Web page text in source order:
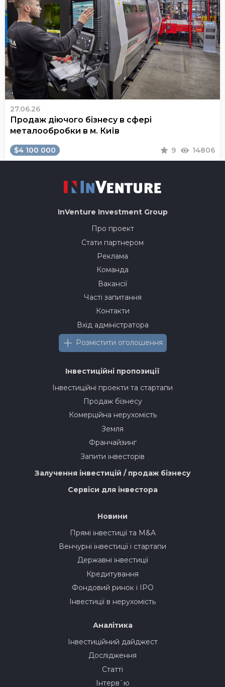
27.06.26
Продаж діючого бізнесу в сфері
металообробки в м. Київ
$4 100 000 9 14806
InVenture Investment Group
Про проект
Стати партнером
Реклама
Команда
Вакансії
Часті запитання
Контакти
Вхід адміністратора
Розмістити оголошення
Інвестиційні пропозиції
Інвестиційні проекти та стартапи
Продаж бізнесу
Комерційна нерухомість
Земля
Франчайзинг
Запити інвесторів
Залучення інвестицій / продаж бізнесу
Сервіси для інвестора
Новини
Прямі інвестиції та M&A
Венчурні інвестиції і стартапи
Державні інвестиції
Кредитування
Фондовий ринок і IPO
Інвестиції в нерухомість
Аналітика
Інвестиційний дайджест
Дослідження
Статті
Інтерв`ю